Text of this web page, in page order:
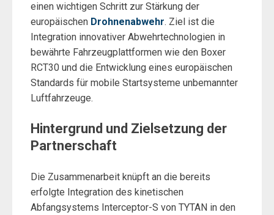
einen wichtigen Schritt zur Stärkung der
europäischen Drohnenabwehr. Ziel ist die
Integration innovativer Abwehrtechnologien in
bewährte Fahrzeugplattformen wie den Boxer
RCT30 und die Entwicklung eines europäischen
Standards für mobile Startsysteme unbemannter
Luftfahrzeuge.
Hintergrund und Zielsetzung der
Partnerschaft
Die Zusammenarbeit knüpft an die bereits
erfolgte Integration des kinetischen
Abfangsystems Interceptor-S von TYTAN in den